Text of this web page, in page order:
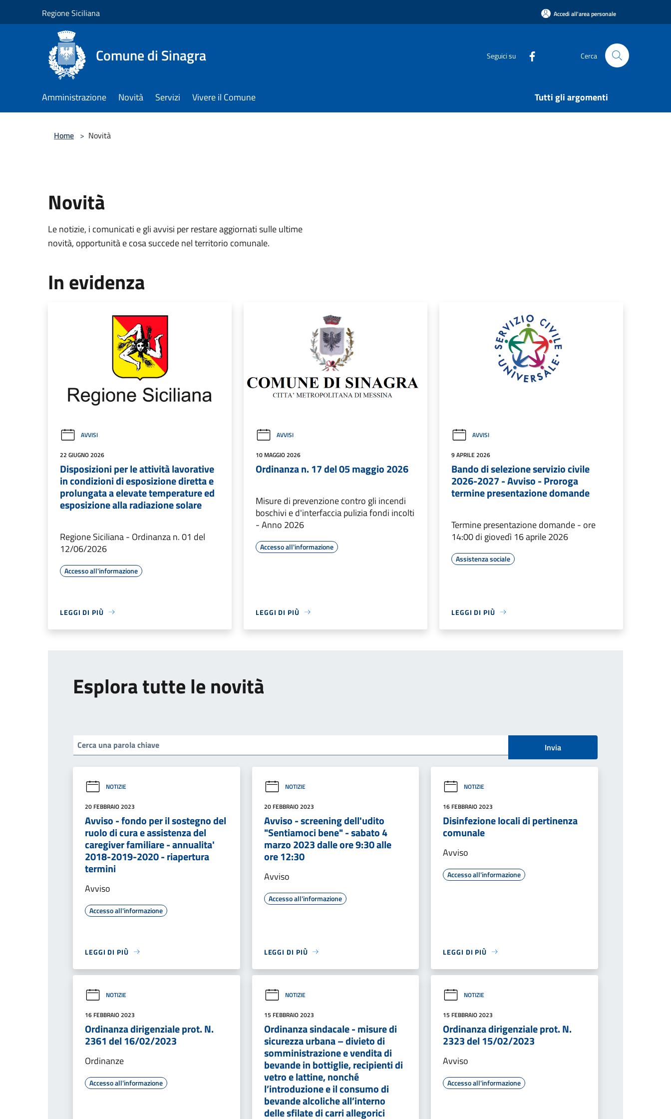
Regione Siciliana Accedi all'area personale
Comune di Sinagra Seguici su Cerca
Amministrazione Novità Servizi Vivere il Comune Tutti gli argomenti
Home > Novità
Novità
Le notizie, i comunicati e gli avvisi per restare aggiornati sulle ultime
novità, opportunità e cosa succede nel territorio comunale.
In evidenza
AVVISI
22 GIUGNO 2026
Disposizioni per le attività lavorative
in condizioni di esposizione diretta e
prolungata a elevate temperature ed
esposizione alla radiazione solare
Regione Siciliana - Ordinanza n. 01 del
12/06/2026
Accesso all'informazione
LEGGI DI PIÙ
AVVISI
10 MAGGIO 2026
Ordinanza n. 17 del 05 maggio 2026
Misure di prevenzione contro gli incendi
boschivi e d'interfaccia pulizia fondi incolti
- Anno 2026
Accesso all'informazione
LEGGI DI PIÙ
AVVISI
9 APRILE 2026
Bando di selezione servizio civile
2026-2027 - Avviso - Proroga
termine presentazione domande
Termine presentazione domande - ore
14:00 di giovedì 16 aprile 2026
Assistenza sociale
LEGGI DI PIÙ
Esplora tutte le novità
Invia
NOTIZIE
20 FEBBRAIO 2023
Avviso - fondo per il sostegno del
ruolo di cura e assistenza del
caregiver familiare - annualita'
2018-2019-2020 - riapertura
termini
Avviso
Accesso all'informazione
LEGGI DI PIÙ
NOTIZIE
20 FEBBRAIO 2023
Avviso - screening dell'udito
"Sentiamoci bene" - sabato 4
marzo 2023 dalle ore 9:30 alle
ore 12:30
Avviso
Accesso all'informazione
LEGGI DI PIÙ
NOTIZIE
16 FEBBRAIO 2023
Disinfezione locali di pertinenza
comunale
Avviso
Accesso all'informazione
LEGGI DI PIÙ
NOTIZIE
16 FEBBRAIO 2023
Ordinanza dirigenziale prot. N.
2361 del 16/02/2023
Ordinanze
Accesso all'informazione
NOTIZIE
15 FEBBRAIO 2023
Ordinanza sindacale - misure di
sicurezza urbana – divieto di
somministrazione e vendita di
bevande in bottiglie, recipienti di
vetro e lattine, nonché
l’introduzione e il consumo di
bevande alcoliche all’interno
delle sfilate di carri allegorici
NOTIZIE
15 FEBBRAIO 2023
Ordinanza dirigenziale prot. N.
2323 del 15/02/2023
Avviso
Accesso all'informazione